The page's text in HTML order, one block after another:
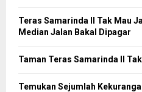
Teras Samarinda II Tak Mau
Median Jalan Bakal Dipagar
Taman Teras Samarinda II
Temukan Sejumlah